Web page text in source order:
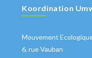
Koordination
Mouvement
6, rue Vauban